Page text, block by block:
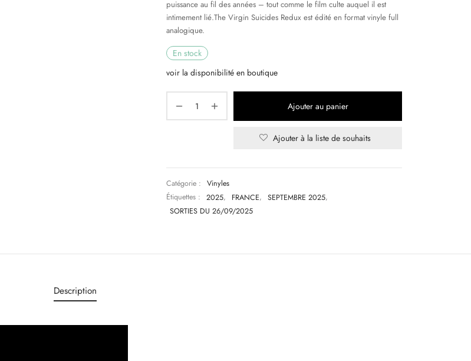
puissance au fil des années – tout comme le film culte auquel il est
intimement lié.The Virgin Suicides Redux est édité en format vinyle full
analogique.
En stock
voir la disponibilité en boutique
Ajouter au panier
Ajouter à la liste de souhaits
Catégorie :
Vinyles
Étiquettes :
2025, FRANCE, SEPTEMBRE 2025,
SORTIES DU 26/09/2025
Description